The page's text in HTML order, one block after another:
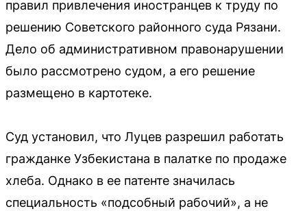
правил привлечения иностранцев к труду по
решению Советского районного суда Рязани.
Дело об административном правонарушении
было рассмотрено судом, а его решение
размещено в картотеке.
Суд установил, что Луцев разрешил работать
гражданке Узбекистана в палатке по продаже
хлеба. Однако в ее патенте значилась
специальность «подсобный рабочий», а не